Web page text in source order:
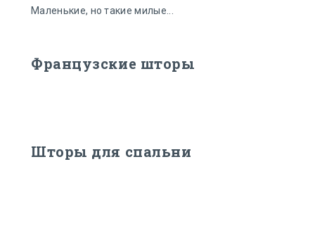
Маленькие, но такие милые...
Французские шторы
Шторы для спальни